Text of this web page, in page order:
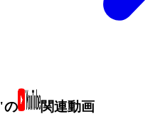
の 関連動画